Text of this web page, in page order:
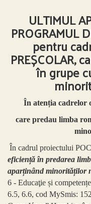
ULTIMUL
PROGRAMUL
pentru
PREȘCOLAR,
în grupe
În atenția cadrelor
care predau limba
În cadrul proiectului
eficiență în predarea
aparținând minorităților
6 - Educaţie și
6.5, 6.6, cod MySmis: